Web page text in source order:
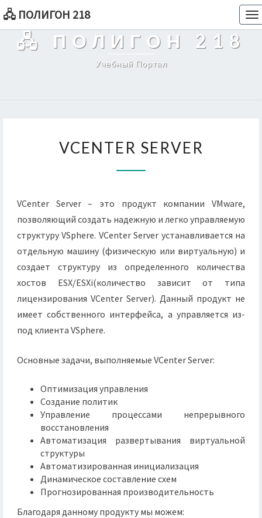
🖧 ПОЛИГОН 218
🖧 ПОЛИГОН 218
Учебный Портал
SERVER
VCENTER SERVER
VCenter Server – это продукт компании VMware,
позволяющий создать надежную и легко управляемую
структуру VSphere. VCenter Server устанавливается на
отдельную машину (физическую или виртуальную) и
создает структуру из определенного количества
хостов ESX/ESXi(количество зависит от типа
лицензирования VCenter Server). Данный продукт не
имеет собственного интерфейса, а управляется из-
под клиента VSphere.
Основные задачи, выполняемые VCenter Server:
Оптимизация управления
Создание политик
Управление процессами непрерывного
восстановления
Автоматизация развертывания виртуальной
структуры
Автоматизированная инициализация
Динамическое составление схем
Прогнозированная производительность
Благодаря данному продукту мы можем: